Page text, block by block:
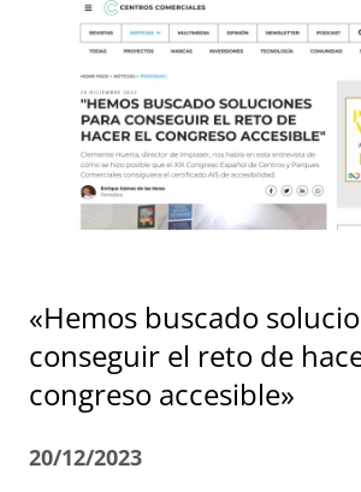
«Hemos buscado
conseguir el reto de
congreso accesible»
20/12/2023